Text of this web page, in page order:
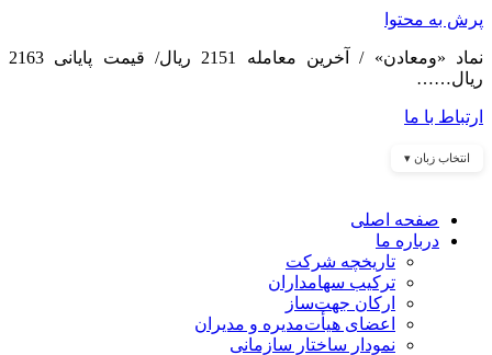
پرش به محتوا
نماد «ومعادن» / آخرین معامله 2151 ریال/ قیمت پایانی 2163
ریال……
ارتباط با ما
انتخاب زبان ▾
صفحه اصلی
درباره ما
تاریخچه شرکت
ترکیب سهامداران
ارکان جهت‌ساز
اعضای هیأت‌مدیره و مدیران
نمودار ساختار سازمانی